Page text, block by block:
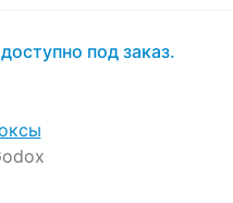
под заказ.